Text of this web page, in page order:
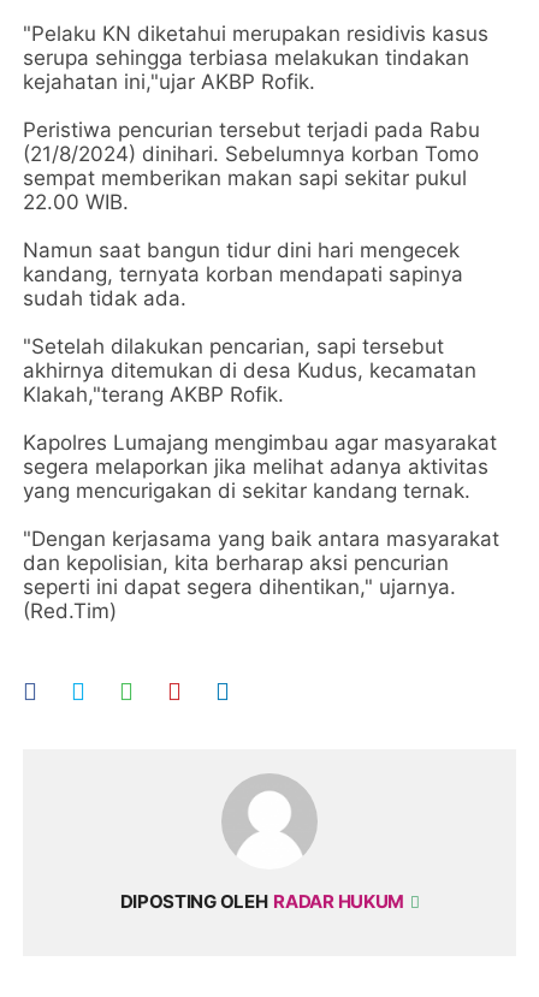
"Pelaku KN diketahui merupakan residivis kasus
serupa sehingga terbiasa melakukan tindakan
kejahatan ini,"ujar AKBP Rofik.
Peristiwa pencurian tersebut terjadi pada Rabu
(21/8/2024) dinihari. Sebelumnya korban Tomo
sempat memberikan makan sapi sekitar pukul
22.00 WIB.
Namun saat bangun tidur dini hari mengecek
kandang, ternyata korban mendapati sapinya
sudah tidak ada.
"Setelah dilakukan pencarian, sapi tersebut
akhirnya ditemukan di desa Kudus, kecamatan
Klakah,"terang AKBP Rofik.
Kapolres Lumajang mengimbau agar masyarakat
segera melaporkan jika melihat adanya aktivitas
yang mencurigakan di sekitar kandang ternak.
"Dengan kerjasama yang baik antara masyarakat
dan kepolisian, kita berharap aksi pencurian
seperti ini dapat segera dihentikan," ujarnya.
(Red.Tim)
DIPOSTING OLEH RADAR HUKUM